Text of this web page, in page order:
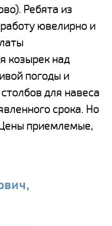
Ребята из
ювелирно и
козырек над
погоды и
для навеса
срока. Но
Цены приемлемые,